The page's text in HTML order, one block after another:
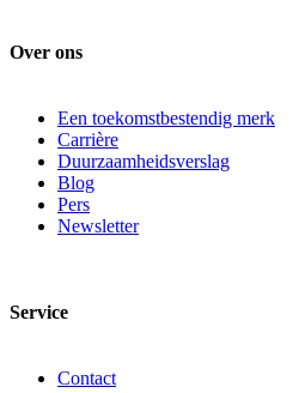
Over ons
Een toekomstbestendig merk
Carrière
Duurzaamheidsverslag
Blog
Pers
Newsletter
Service
Contact